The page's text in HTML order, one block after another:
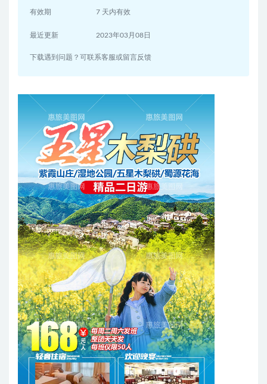
有效期 7 天内有效
最近更新 2023年03月08日
下载遇到问题？可联系客服或留言反馈